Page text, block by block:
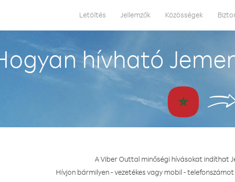
Letöltés Jellemzők Közösségek
hívható
A Viber Outtal minőségi hívásokat indíthat
Hívjon bármilyen - vezetékes vagy mobil -